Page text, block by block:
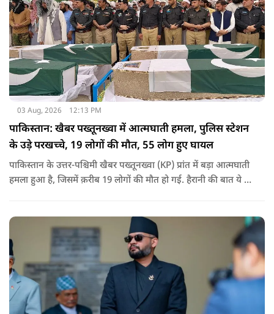
03 Aug, 2026 12:13 PM
पाकिस्तान: खैबर पख्तूनख्वा में आत्मघाती हमला, पुलिस स्टेशन
के उड़े परखच्चे, 19 लोगों की मौत, 55 लोग हुए घायल
पाकिस्तान के उत्तर-पश्चिमी खैबर पख्तूनख्वा (KP) प्रांत में बड़ा आत्मघाती
हमला हुआ है, जिसमें क़रीब 19 लोगों की मौत हो गई. हैरानी की बात ये है